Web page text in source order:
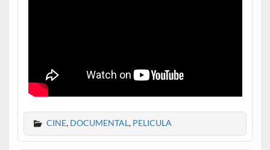
CINE, DOCUMENTAL, PELICULA